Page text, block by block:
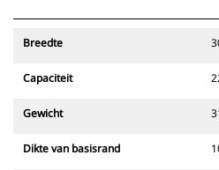
Breedte
Capaciteit
Gewicht
Dikte van basisrand